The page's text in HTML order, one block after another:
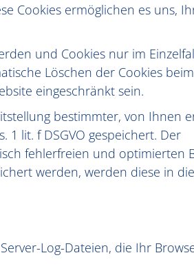
Cookies ermöglichen es uns,
und Cookies nur im
Löschen der Cookies
eingeschränkt sein.
bestimmter, von Ihnen
lit. f DSGVO gespeichert. Der
fehlerfreien und optimierten
werden, werden diese in
Log-Dateien, die Ihr